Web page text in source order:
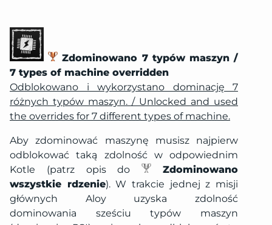
Zdominowano 7 typów maszyn /
7 types of machine overridden
Odblokowano i wykorzystano dominację 7
różnych typów maszyn. / Unlocked and used
the overrides for 7 different types of machine.
Aby zdominować maszynę musisz najpierw
odblokować taką zdolność w odpowiednim
Kotle (patrz opis do
Zdominowano
wszystkie rdzenie). W trakcie jednej z misji
głównych Aloy uzyska zdolność
dominowania sześciu typów maszyn